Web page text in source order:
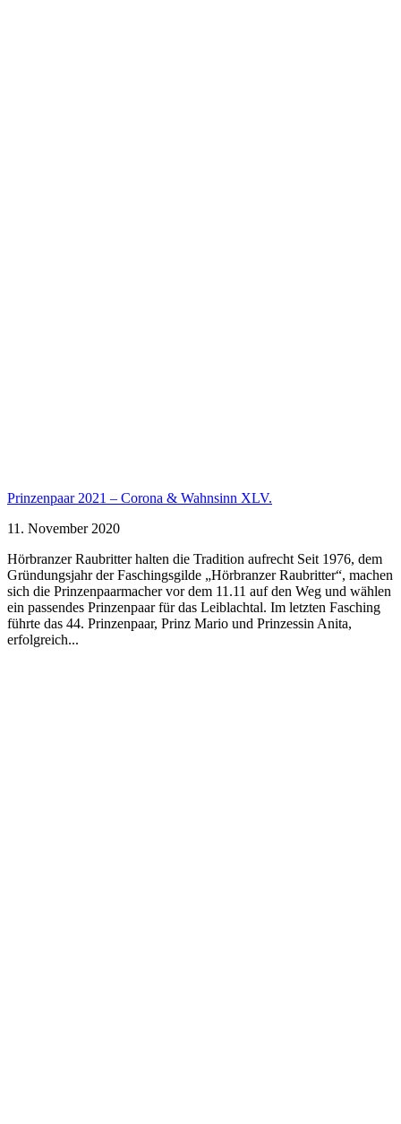
Prinzenpaar 2021 – Corona & Wahnsinn XLV.
11. November 2020
Hörbranzer Raubritter halten die Tradition aufrecht Seit 1976, dem
Gründungsjahr der Faschingsgilde „Hörbranzer Raubritter“, machen
sich die Prinzenpaarmacher vor dem 11.11 auf den Weg und wählen
ein passendes Prinzenpaar für das Leiblachtal. Im letzten Fasching
führte das 44. Prinzenpaar, Prinz Mario und Prinzessin Anita,
erfolgreich...